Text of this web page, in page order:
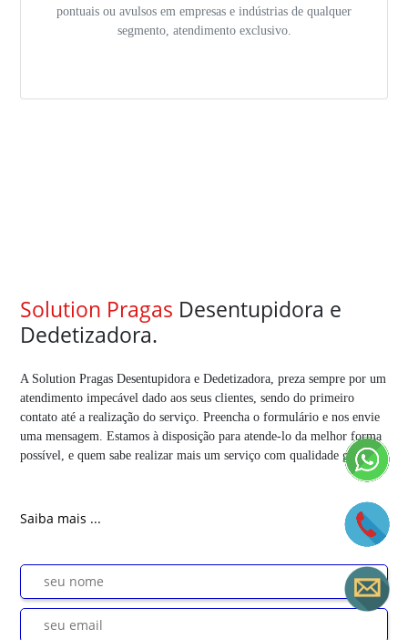
pontuais ou avulsos em empresas e indústrias de qualquer
segmento, atendimento exclusivo.
Solution Pragas Desentupidora e
Dedetizadora.
A Solution Pragas Desentupidora e Dedetizadora, preza sempre por um
atendimento impecável dado aos seus clientes, sendo do primeiro
contato até a realização do serviço. Preencha o formulário e nos envie
uma mensagem. Estamos à disposição para atende-lo da melhor forma
possível, e quem sabe realizar mais um serviço com qualidade garantia.
Saiba mais ...